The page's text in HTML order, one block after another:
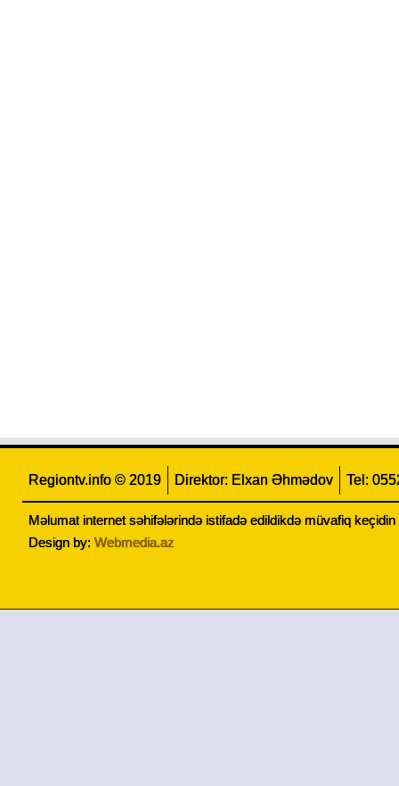
Regiontv.info © 2019 Direktor: Elxan Əhmədov Tel:
Məlumat internet səhifələrində istifadə edildikdə müvafiq keçidin
Design by: Webmedia.az